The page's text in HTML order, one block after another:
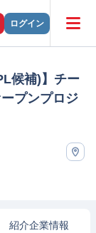
ログイン
候補)】チー
プンプロジ
紹介企業情報